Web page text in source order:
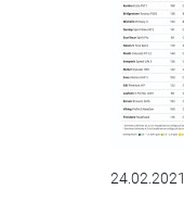
24.02.2021